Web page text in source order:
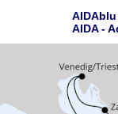
AIDAblu
AIDA -